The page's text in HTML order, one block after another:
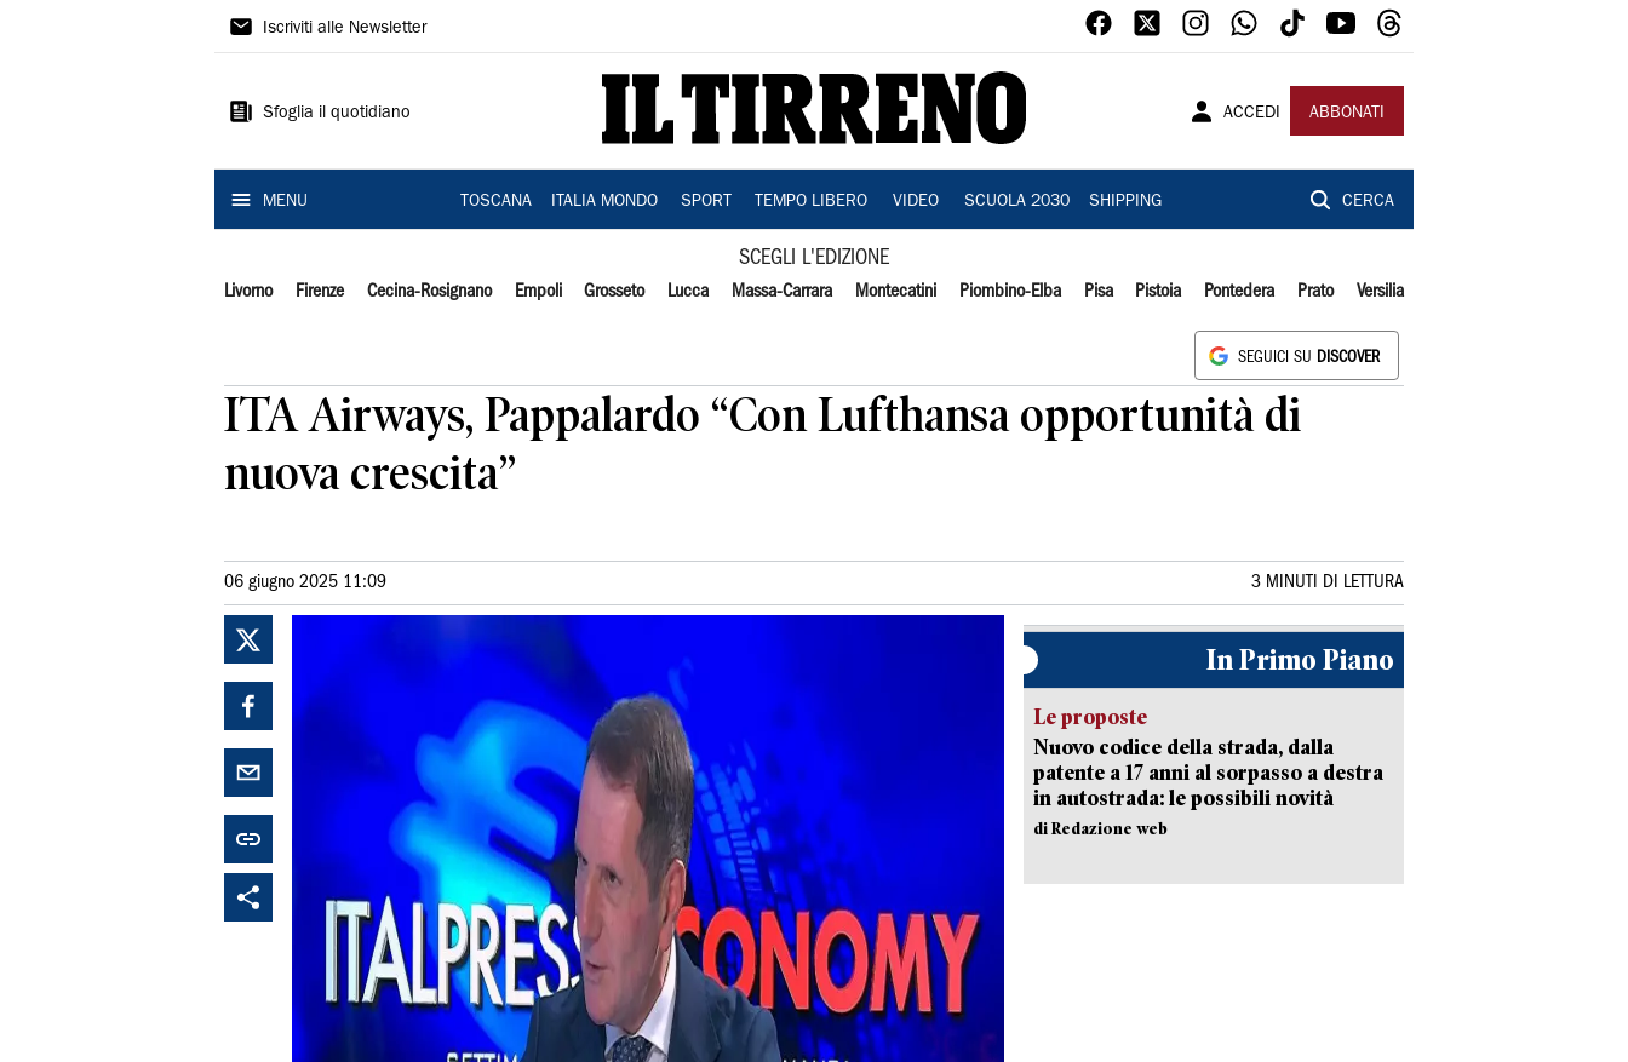
Il
Iscriviti alle Newsletter
Sfoglia il quotidiano ACCEDI ABBONATI
MENU TOSCANA ITALIA MONDO SPORT TEMPO LIBERO VIDEO SCUOLA 2030 SHIPPING CERCA
SCEGLI L'EDIZIONE
Livorno Firenze Cecina-Rosignano Empoli Grosseto Lucca Massa-Carrara Montecatini Piombino-Elba Pisa Pistoia Pontedera Prato Versilia
SEGUICI SU DISCOVER
ITA Airways, Pappalardo “Con Lufthansa opportunità di
nuova crescita”
06 giugno 2025 11:09 3 MINUTI DI LETTURA
In Primo Piano
Le proposte
Nuovo codice della strada, dalla
patente a 17 anni al sorpasso a destra
in autostrada: le possibili novità
di Redazione web